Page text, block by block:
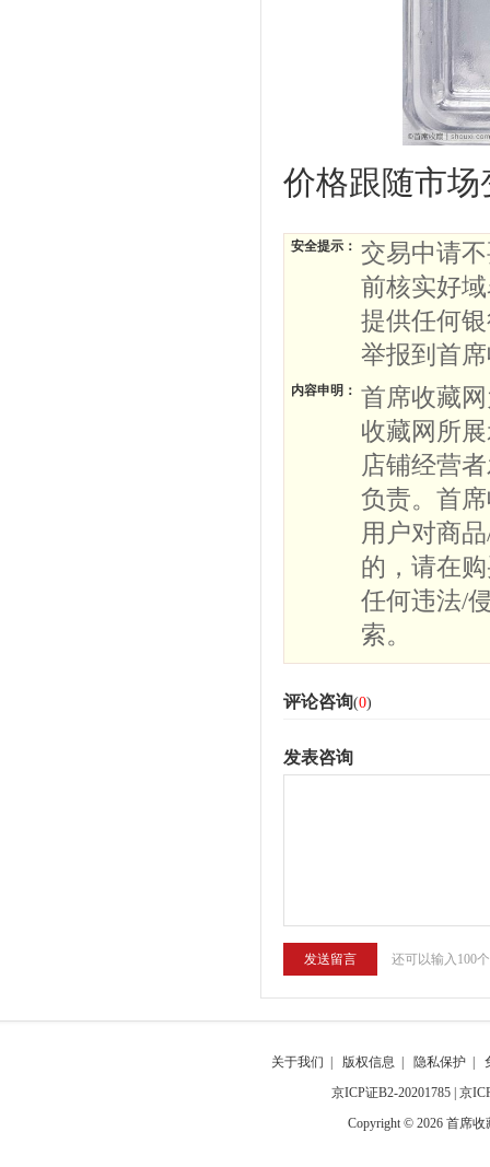
价格跟随市
安全提示： 交易中请
前核实好
提供任何
举报到首
内容申明： 首席收藏
收藏网所
店铺经营
负责。首
用户对商
的，请在
任何违法/
索。
评论咨询(0)
发表咨询
还可以输入100
关于我们 版权信息 隐私保护
京ICP证B2-20201785 京
Copyright © 2026 首席收